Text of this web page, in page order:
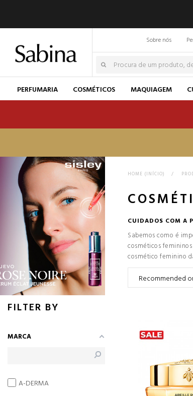
Sobre nós
PERFUMARIA COSMÉTICOS MAQUIAGEM
HOME (INÍCIO) >
CUIDADOS COM A
Sabemos como é
cosméticos
cosmético feminino
FILTER BY
MARCA
A-DERMA